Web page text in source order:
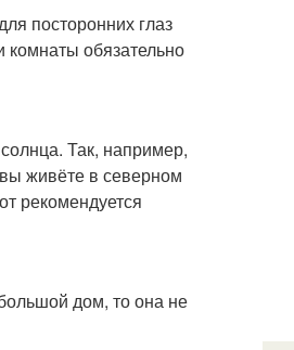
посторонних глаз
обязательно
Так, например,
живёте в северном
рекомендуется
дом, то она не